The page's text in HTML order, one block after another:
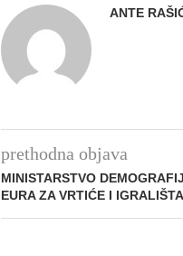
ANTE
prethodna objava
MINISTARSTVO
EURA ZA VRTIĆE I